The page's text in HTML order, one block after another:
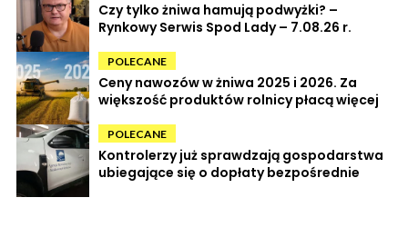
Czy tylko żniwa hamują podwyżki? –
Rynkowy Serwis Spod Lady – 7.08.26 r.
POLECANE
Ceny nawozów w żniwa 2025 i 2026. Za
większość produktów rolnicy płacą więcej
POLECANE
Kontrolerzy już sprawdzają gospodarstwa
ubiegające się o dopłaty bezpośrednie